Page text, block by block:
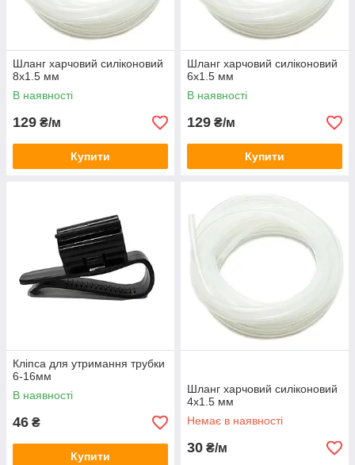
Шланг харчовий силіконовий
8х1.5 мм
В наявності
129 ₴/м
Купити
Шланг харчовий силіконовий
6х1.5 мм
В наявності
129 ₴/м
Купити
Кліпса для утримання трубки
6-16мм
В наявності
46 ₴
Купити
Шланг харчовий силіконовий
4х1.5 мм
Немає в наявності
30 ₴/м